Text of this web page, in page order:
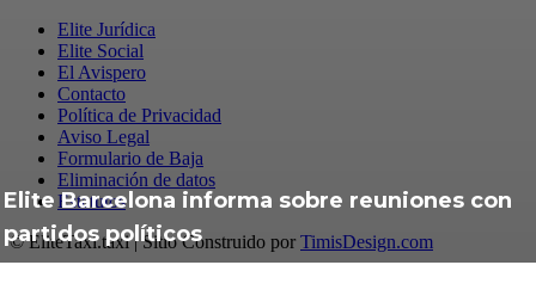
Elite Barcelona informa sobre reuniones con
partidos políticos
Elite Jurídica
Elite Social
El Avispero
Contacto
Política de Privacidad
Aviso Legal
Formulario de Baja
Eliminación de datos
Estatutos
© EliteTaxi.taxi | Sitio Construido por TimisDesign.com